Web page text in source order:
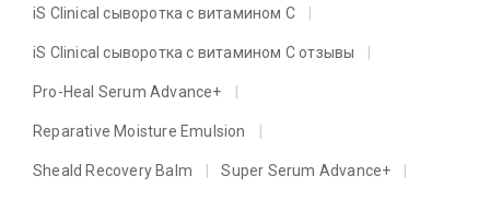
iS Clinical сыворотка с витамином C
iS Clinical сыворотка с витамином C отзывы
Pro-Heal Serum Advance+
Reparative Moisture Emulsion
Sheald Recovery Balm Super Serum Advance+